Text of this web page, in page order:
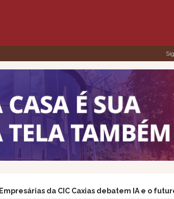
Empresárias da CIC Caxias debatem IA e o